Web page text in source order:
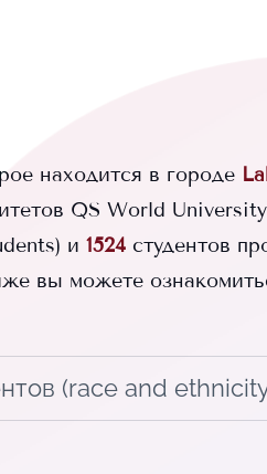
находится в городе
QS World
и 1524 студентов
вы можете
(race and